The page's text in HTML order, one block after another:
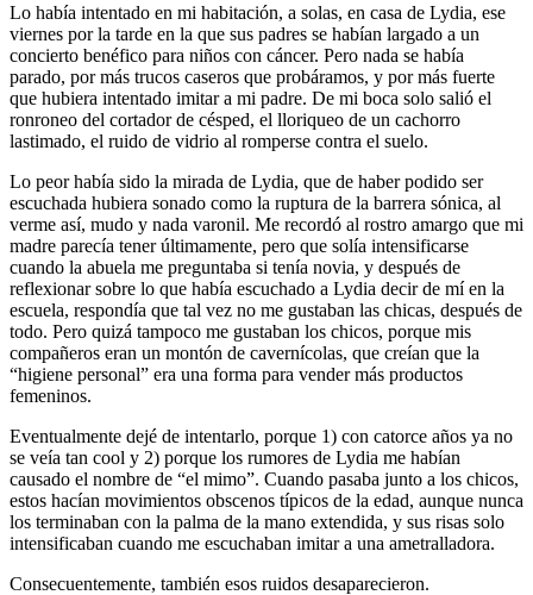
Lo había intentado en mi habitación, a solas, en casa de Lydia, ese
viernes por la tarde en la que sus padres se habían largado a un
concierto benéfico para niños con cáncer. Pero nada se había
parado, por más trucos caseros que probáramos, y por más fuerte
que hubiera intentado imitar a mi padre. De mi boca solo salió el
ronroneo del cortador de césped, el lloriqueo de un cachorro
lastimado, el ruido de vidrio al romperse contra el suelo.
Lo peor había sido la mirada de Lydia, que de haber podido ser
escuchada hubiera sonado como la ruptura de la barrera sónica, al
verme así, mudo y nada varonil. Me recordó al rostro amargo que mi
madre parecía tener últimamente, pero que solía intensificarse
cuando la abuela me preguntaba si tenía novia, y después de
reflexionar sobre lo que había escuchado a Lydia decir de mí en la
escuela, respondía que tal vez no me gustaban las chicas, después de
todo. Pero quizá tampoco me gustaban los chicos, porque mis
compañeros eran un montón de cavernícolas, que creían que la
“higiene personal” era una forma para vender más productos
femeninos.
Eventualmente dejé de intentarlo, porque 1) con catorce años ya no
se veía tan cool y 2) porque los rumores de Lydia me habían
causado el nombre de “el mimo”. Cuando pasaba junto a los chicos,
estos hacían movimientos obscenos típicos de la edad, aunque nunca
los terminaban con la palma de la mano extendida, y sus risas solo
intensificaban cuando me escuchaban imitar a una ametralladora.
Consecuentemente, también esos ruidos desaparecieron.